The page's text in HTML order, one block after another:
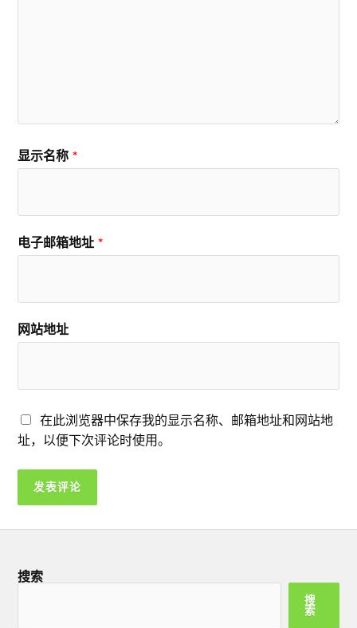
显示名称 *
电子邮箱地址 *
网站地址
在此浏览器中保存我的显示名称、邮箱地址和网站地
址，以便下次评论时使用。
搜索
搜
索